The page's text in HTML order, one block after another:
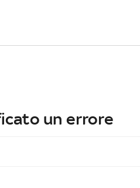
un errore